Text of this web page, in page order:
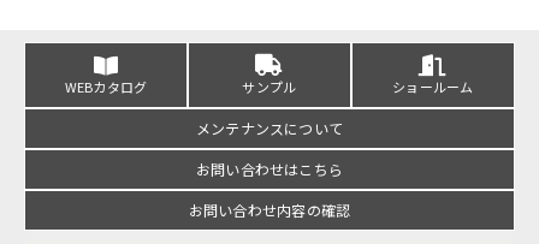
WEBカタログ サンプル ショールーム
メンテナンスについて
お問い合わせはこちら
お問い合わせ内容の確認